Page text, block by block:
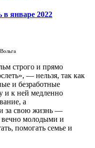
в январе 2022
строго и прямо
— нельзя, так как
и безработные
и к ней медленно
а
за свою жизнь —
вечно молодыми и
помогать семье и